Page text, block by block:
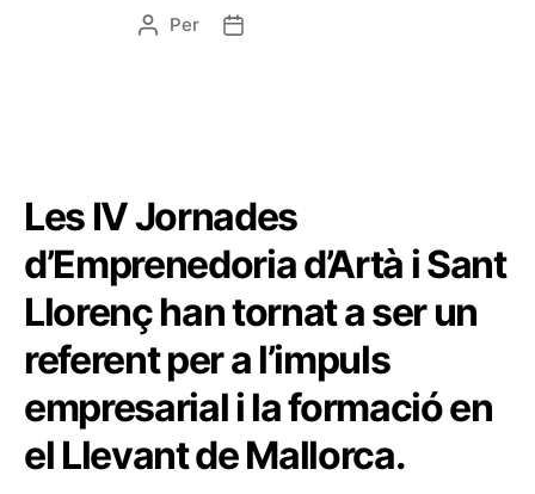
Per
Les IV Jornades
d’Emprenedoria d’Artà i Sant
Llorenç han tornat a ser un
referent per a l’impuls
empresarial i la formació en
el Llevant de Mallorca.